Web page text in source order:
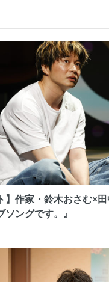
】作家・鈴木おさむ×
ソングです。』